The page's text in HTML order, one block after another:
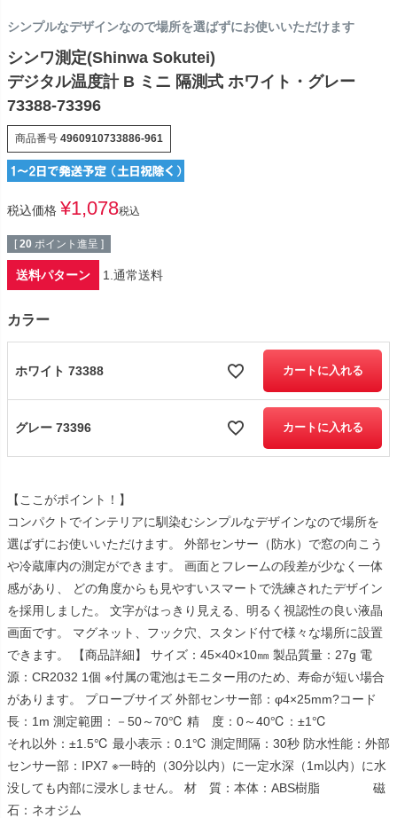
シンプルなデザインなので場所を選ばずにお使いいただけます
シンワ測定(Shinwa Sokutei)
デジタル温度計 B ミニ 隔測式 ホワイト・グレー
73388-73396
商品番号 4960910733886-961
税込価格 ¥1,078税込
[ 20 ポイント進呈 ]
送料パターン 1.通常送料
カラー
ホワイト 73388 カートに入れる
グレー 73396 カートに入れる
【ここがポイント！】
コンパクトでインテリアに馴染むシンプルなデザインなので場所を
選ばずにお使いいただけます。 外部センサー（防水）で窓の向こう
や冷蔵庫内の測定ができます。 画面とフレームの段差が少なく一体
感があり、 どの角度からも見やすいスマートで洗練されたデザイン
を採用しました。 文字がはっきり見える、明るく視認性の良い液晶
画面です。 マグネット、フック穴、スタンド付で様々な場所に設置
できます。 【商品詳細】 サイズ：45×40×10㎜ 製品質量：27g 電
源：CR2032 1個 ※付属の電池はモニター用のため、寿命が短い場合
があります。 プローブサイズ 外部センサー部：φ4×25mm?コード
長：1m 測定範囲：－50～70℃ 精 度：0～40℃：±1℃
それ以外：±1.5℃ 最小表示：0.1℃ 測定間隔：30秒 防水性能：外部
センサー部：IPX7 ※一時的（30分以内）に一定水深（1m以内）に水
没しても内部に浸水しません。 材 質：本体：ABS樹脂 磁
石：ネオジム